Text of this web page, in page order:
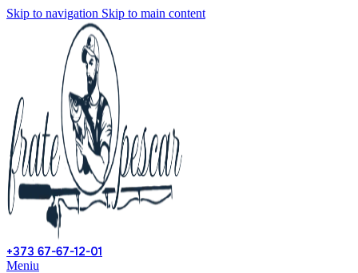
Skip to navigation Skip to main content
+373 67-67-12-01
Meniu